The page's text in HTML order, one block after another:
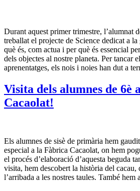
Durant aquest primer trimestre, l’alumnat
treballat el projecte de Science dedicat a
què és, com actua i per què és essencial
dels objectes al nostre planeta. Per tancar
aprenentatges, els nois i noies han dut a
Visita dels alumnes de 6è
Cacaolat!
Els alumnes de sisè de primària hem
especial a la Fàbrica Cacaolat, on hem
el procés d’elaboració d’aquesta beguda
visita, hem descobert la història del cacau,
l’arribada a les nostres taules. També